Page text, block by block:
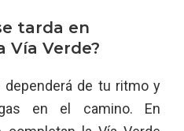
tarda en
Vía Verde?
dependerá de tu ritmo y
en el camino. En